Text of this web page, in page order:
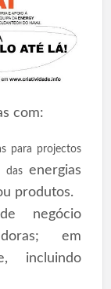
com:
para projectos
dasenergias
produtos.
negócio
em
incluindo